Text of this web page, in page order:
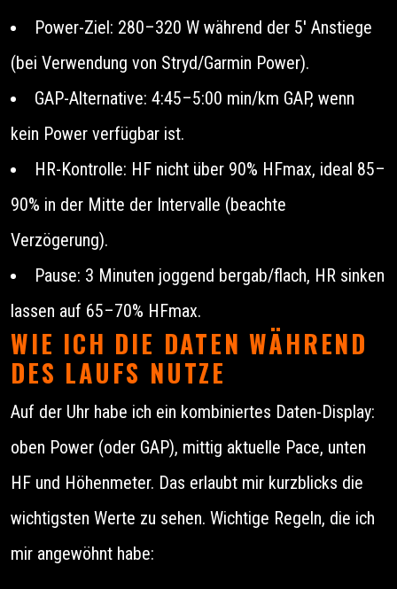
Power-Ziel: 280–320 W während der 5' Anstiege
(bei Verwendung von Stryd/Garmin Power).
GAP-Alternative: 4:45–5:00 min/km GAP, wenn
kein Power verfügbar ist.
HR-Kontrolle: HF nicht über 90% HFmax, ideal 85–
90% in der Mitte der Intervalle (beachte
Verzögerung).
Pause: 3 Minuten joggend bergab/flach, HR sinken
lassen auf 65–70% HFmax.
WIE ICH DIE DATEN WÄHREND
DES LAUFS NUTZE
Auf der Uhr habe ich ein kombiniertes Daten-Display:
oben Power (oder GAP), mittig aktuelle Pace, unten
HF und Höhenmeter. Das erlaubt mir kurzblicks die
wichtigsten Werte zu sehen. Wichtige Regeln, die ich
mir angewöhnt habe: